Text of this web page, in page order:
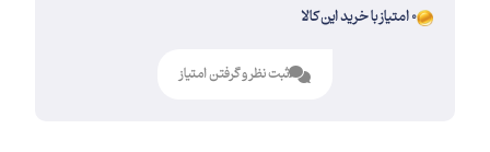
0 امتیاز با خرید این کالا
ثبت نظر و گرفتن امتیاز